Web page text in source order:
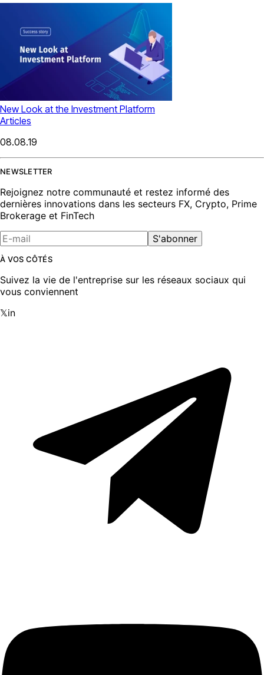
New Look at the Investment Platform
Articles
08.08.19
NEWSLETTER
Rejoignez notre communauté et restez informé des
dernières innovations dans les secteurs FX, Crypto, Prime
Brokerage et FinTech
S'abonner
À VOS CÔTÉS
Suivez la vie de l'entreprise sur les réseaux sociaux qui
vous conviennent
𝕏in